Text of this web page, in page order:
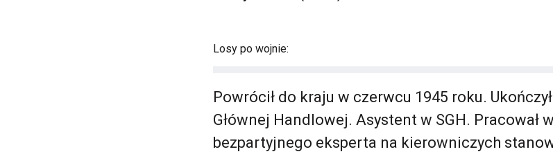
Losy po wojnie:
Powrócił do kraju w czerwcu 1945 roku.
Głównej Handlowej. Asystent w SGH. Pracował
bezpartyjnego eksperta na kierowniczych